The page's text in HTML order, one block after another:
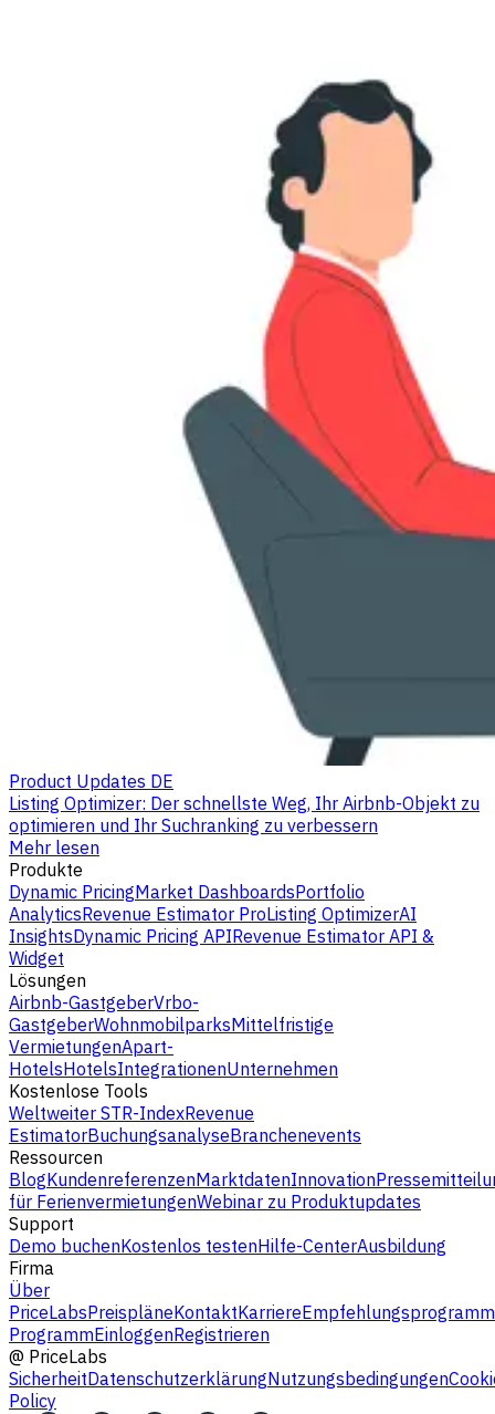
Product Updates DE
Listing Optimizer: Der schnellste Weg, Ihr Airbnb-Objekt zu
optimieren und Ihr Suchranking zu verbessern
Mehr lesen
Produkte
Dynamic PricingMarket DashboardsPortfolio
AnalyticsRevenue Estimator ProListing OptimizerAI
InsightsDynamic Pricing APIRevenue Estimator API &
Widget
Lösungen
Airbnb-GastgeberVrbo-
GastgeberWohnmobilparksMittelfristige
VermietungenApart-
HotelsHotelsIntegrationenUnternehmen
Kostenlose Tools
Weltweiter STR-IndexRevenue
EstimatorBuchungsanalyseBranchenevents
Ressourcen
BlogKundenreferenzenMarktdatenInnovation
für FerienvermietungenWebinar zu Produktupdates
Support
Demo buchenKostenlos testenHilfe-CenterAusbildung
Firma
Über
PriceLabsPreispläneKontaktKarriereEmpfehlungsprogramm
ProgrammEinloggenRegistrieren
@ PriceLabs
SicherheitDatenschutzerklärungNutzungsbedingungen
Policy